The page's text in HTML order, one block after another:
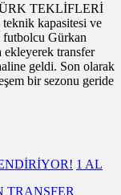
TEKLİFLERİ
kapasitesi ve
futbolcu Gürkan
transfer
geldi. Son olarak
bir sezonu geride
1 AL